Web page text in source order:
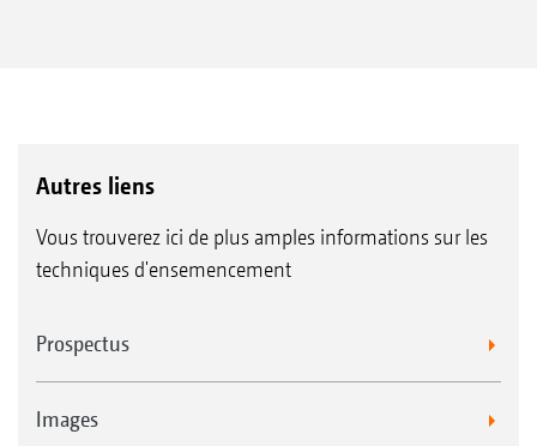
Autres liens
Vous trouverez ici de plus amples informations sur les
techniques d'ensemencement
Prospectus
Images